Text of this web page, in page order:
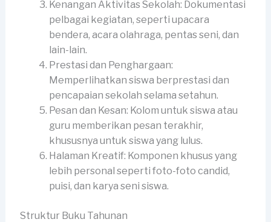
Kenangan Aktivitas Sekolah: Dokumentasi
pelbagai kegiatan, seperti upacara
bendera, acara olahraga, pentas seni, dan
lain-lain.
Prestasi dan Penghargaan:
Memperlihatkan siswa berprestasi dan
pencapaian sekolah selama setahun.
Pesan dan Kesan: Kolom untuk siswa atau
guru memberikan pesan terakhir,
khususnya untuk siswa yang lulus.
Halaman Kreatif: Komponen khusus yang
lebih personal seperti foto-foto candid,
puisi, dan karya seni siswa.
Struktur Buku Tahunan